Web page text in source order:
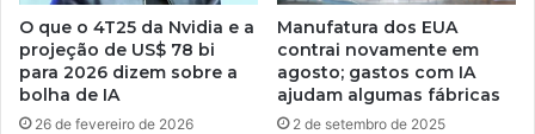
O que o 4T25 da Nvidia e a
projeção de US$ 78 bi
para 2026 dizem sobre a
bolha de IA
26 de fevereiro de 2026
Manufatura dos EUA
contrai novamente em
agosto; gastos com IA
ajudam algumas fábricas
2 de setembro de 2025